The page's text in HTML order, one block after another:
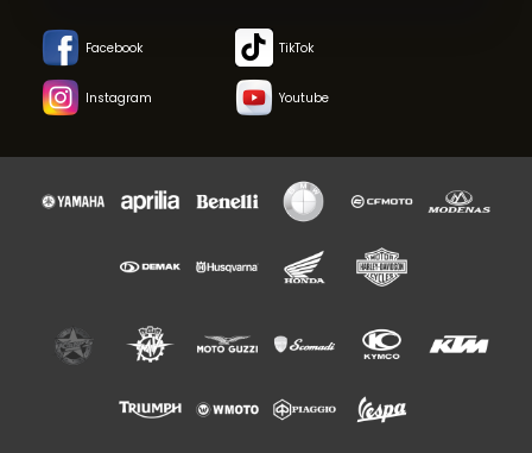
Facebook TikTok
Instagram Youtube